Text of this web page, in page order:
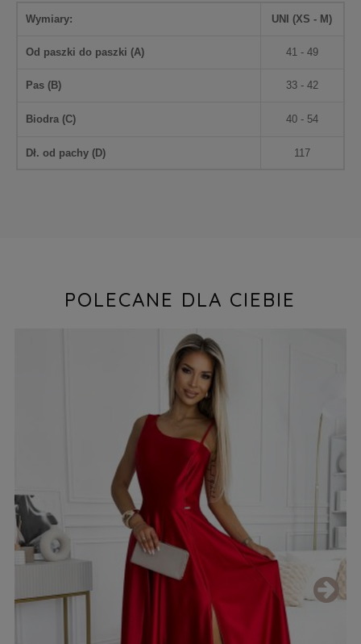
Wymiary: UNI (XS - M)
Od paszki do paszki (A) 41 - 49
Pas (B) 33 - 42
Biodra (C) 40 - 54
Dł. od pachy (D) 117
POLECANE DLA CIEBIE